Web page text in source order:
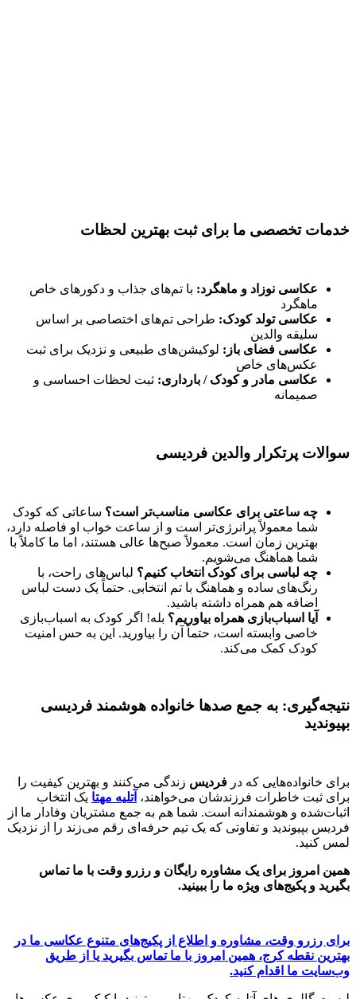
خدمات تخصصی ما برای ثبت بهترین لحظات
عکاسی نوزاد و ماهگرد: با تم‌های جذاب و دکورهای خاص
ماهگرد
عکاسی تولد کودک: طراحی تم‌های اختصاصی بر اساس
سلیقه والدین
عکاسی فضای باز: لوکیشن‌های طبیعی و نزدیک برای ثبت
عکس‌های خاص
عکاسی مادر و کودک / بارداری: ثبت لحظات احساسی و
صمیمانه
سوالات پرتکرار والدین فردیسی
چه ساعتی برای عکاسی مناسب‌تر است؟ ساعاتی که کودک
شما معمولاً پرانرژی‌تر است و از ساعت خواب او فاصله دارد،
بهترین زمان است. معمولاً صبح‌ها عالی هستند، اما ما کاملاً با
شما هماهنگ می‌شویم.
چه لباسی برای کودک انتخاب کنیم؟ لباس‌های راحت، با
رنگ‌های ساده و هماهنگ با تم انتخابی. حتماً یک دست لباس
اضافه هم همراه داشته باشید.
آیا اسباب‌بازی همراه بیاوریم؟ بله! اگر کودک به اسباب‌بازی
خاصی وابسته است، حتماً آن را بیاورید. این به حس امنیت
کودک کمک می‌کند.
نتیجه‌گیری: به جمع صدها خانواده هوشمند فردیسی
بپیوندید
برای خانواده‌هایی که در فردیس زندگی می‌کنند و بهترین کیفیت را
برای ثبت خاطرات فرزندشان می‌خواهند، آتلیه مهتا یک انتخاب
اثبات‌شده و هوشمندانه است. شما هم به جمع مشتریان وفادار ما از
فردیس بپیوندید و تفاوتی که یک تیم حرفه‌ای رقم می‌زند را از نزدیک
لمس کنید.
همین امروز برای یک مشاوره رایگان و رزرو وقت با ما تماس
بگیرید و پکیج‌های ویژه‌ ما را ببینید.
برای رزرو وقت، مشاوره و اطلاع از پکیج‌های متنوع عکاسی ما در
بهترین نقطه کرج، همین امروز با ما تماس بگیرید یا از طریق
وب‌سایت ما اقدام کنید.